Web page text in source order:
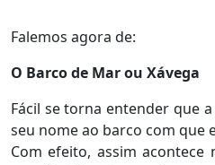
Falemos agora de:
O Barco de Mar ou Xávega
Fácil se torna entender que
seu nome ao barco com que
Com efeito, assim acontece